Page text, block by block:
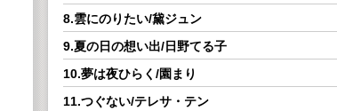
8.雲にのりたい/黛ジュン
9.夏の日の想い出/日野てる子
10.夢は夜ひらく/園まり
11.つぐない/テレサ・テン